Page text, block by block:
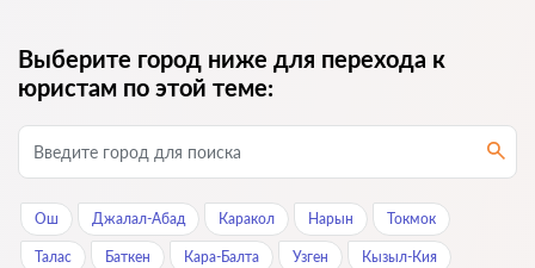
Выберите город ниже для перехода к
юристам по этой теме:
Ош Джалал-Абад Каракол Нарын Токмок
Талас Баткен Кара-Балта Узген Кызыл-Кия